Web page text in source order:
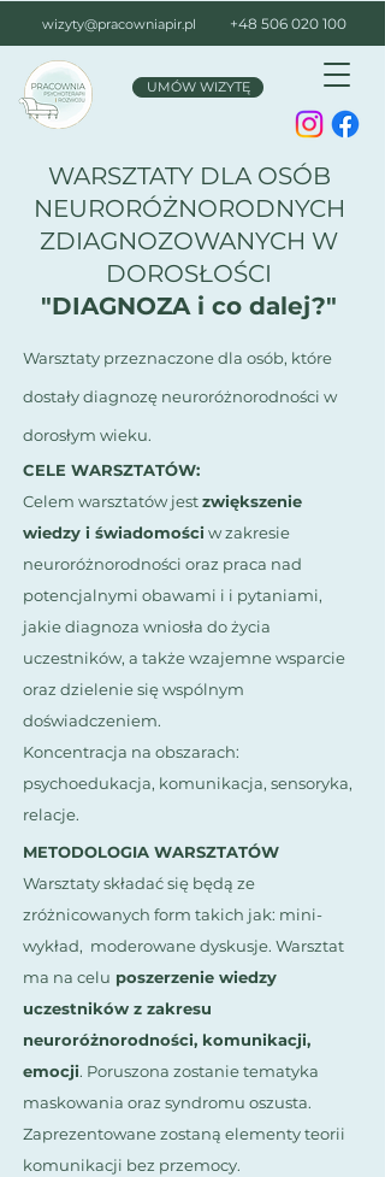
wizyty@pracowniapir.pl +48 506 020 100
UMÓW WIZYTĘ
WARSZTATY DLA OSÓB
NEURORÓŻNORODNYCH
ZDIAGNOZOWANYCH W
DOROSŁOŚCI
"DIAGNOZA i co dalej?"
Warsztaty przeznaczone dla osób, które
dostały diagnozę neuroróżnorodności w
dorosłym wieku.
CELE WARSZTATÓW:
Celem warsztatów jestzwiększenie
wiedzy i świadomości w zakresie
neuroróżnorodności oraz praca nad
potencjalnymi obawami i i pytaniami,
jakie diagnoza wniosła do życia
uczestników, a także wzajemne wsparcie
oraz dzielenie się wspólnym
doświadczeniem.
Koncentracja na obszarach:
psychoedukacja, komunikacja, sensoryka,
relacje.
METODOLOGIA WARSZTATÓW ​
Warsztaty składać się będą ze
zróżnicowanych form takich jak: mini-
wykład, moderowane dyskusje. Warsztat
ma na celu poszerzenie wiedzy
uczestników z zakresu
neuroróżnorodności, komunikacji,
emocji. Poruszona zostanie tematyka
maskowania oraz syndromu oszusta.
Zaprezentowane zostaną elementy teorii
komunikacji bez przemocy.